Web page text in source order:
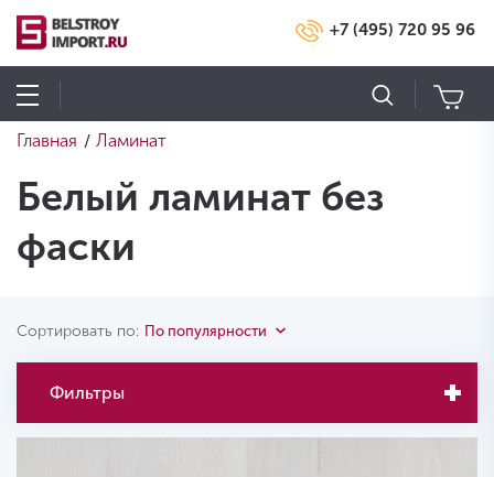
+7 (495) 720 95 96
Главная / Ламинат
Белый ламинат без
фаски
Сортировать по: По популярности
Фильтры